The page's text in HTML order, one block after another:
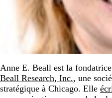
Anne E. Beall est la
Beall Research, Inc., une
stratégique à Chicago. Elle